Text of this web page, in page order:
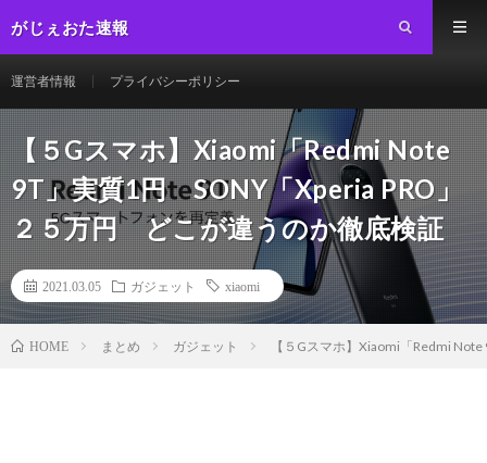
がじぇおた速報
運営者情報 プライバシーポリシー
【５Gスマホ】Xiaomi「Redmi Note
9T」実質1円 SONY「Xperia PRO」
２５万円 どこが違うのか徹底検証
2021.03.05 ガジェット xiaomi
HOME まとめ ガジェット 【５Gスマホ】Xiaomi「Redmi